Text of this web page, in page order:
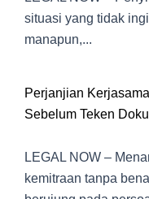
situasi yang tidak
manapun,...
Perjanjian
Sebelum Teken
LEGAL NOW –
kemitraan tanpa